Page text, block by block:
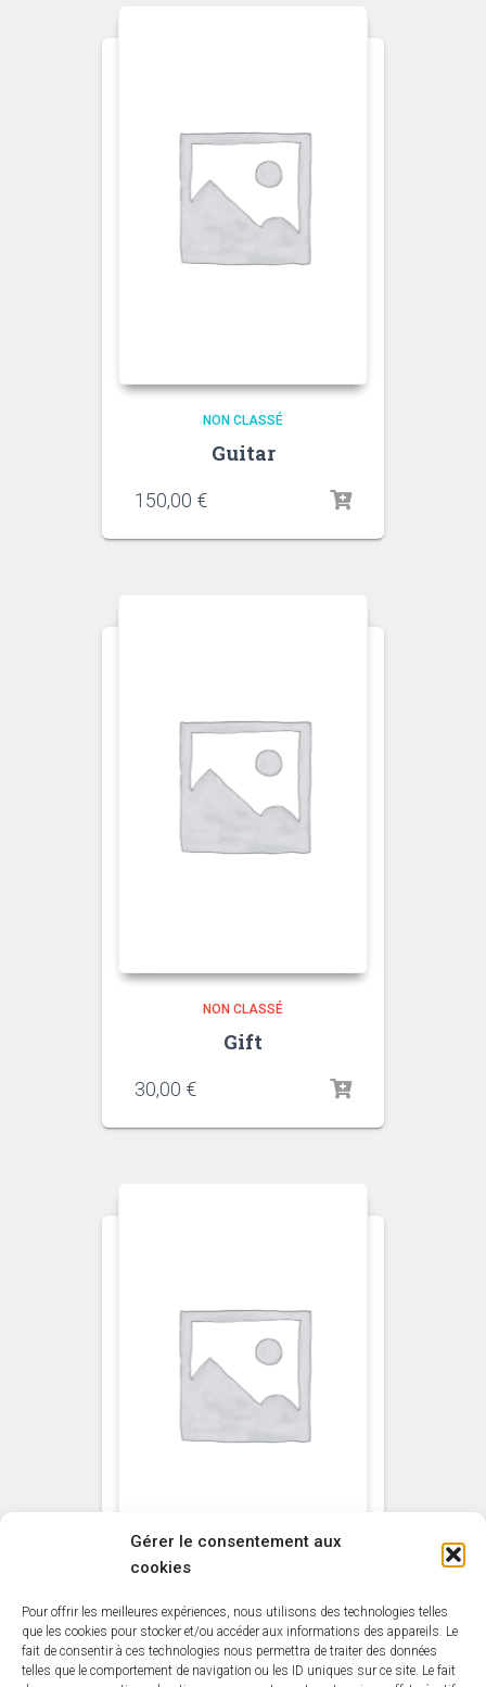
Gérer le consentement aux
cookies
Pour offrir les meilleures expériences, nous utilisons des technologies telles
que les cookies pour stocker et/ou accéder aux informations des appareils. Le
fait de consentir à ces technologies nous permettra de traiter des données
telles que le comportement de navigation ou les ID uniques sur ce site. Le fait
NON CLASSÉ
Guitar
150,00 €
NON CLASSÉ
Gift
30,00 €
Primaire Bois
universel Incolore 1L